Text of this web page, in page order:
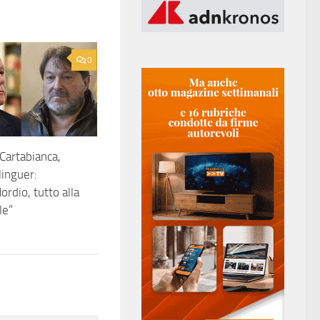
0
tutto alla